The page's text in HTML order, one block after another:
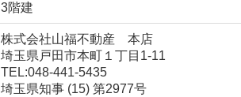
3階建
株式会社山福不動産 本店
埼玉県戸田市本町１丁目1-11
TEL:048-441-5435
埼玉県知事 (15) 第2977号